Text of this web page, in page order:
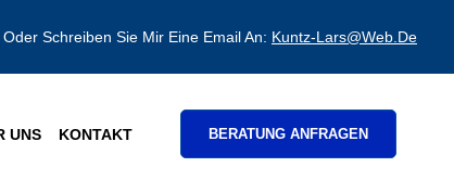
Schreiben Sie Mir Eine Email An: Kuntz-Lars@web.de
UNS KONTAKT BERATUNG ANFRAGEN